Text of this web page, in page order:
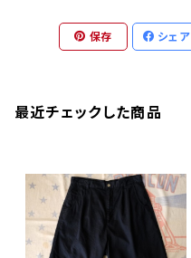
保存 シェア
最近チェックした商品